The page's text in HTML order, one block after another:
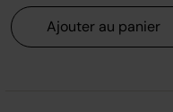
Ajouter au panier